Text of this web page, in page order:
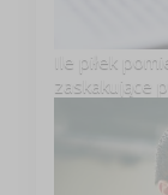
Ile piłek
zaskakujące